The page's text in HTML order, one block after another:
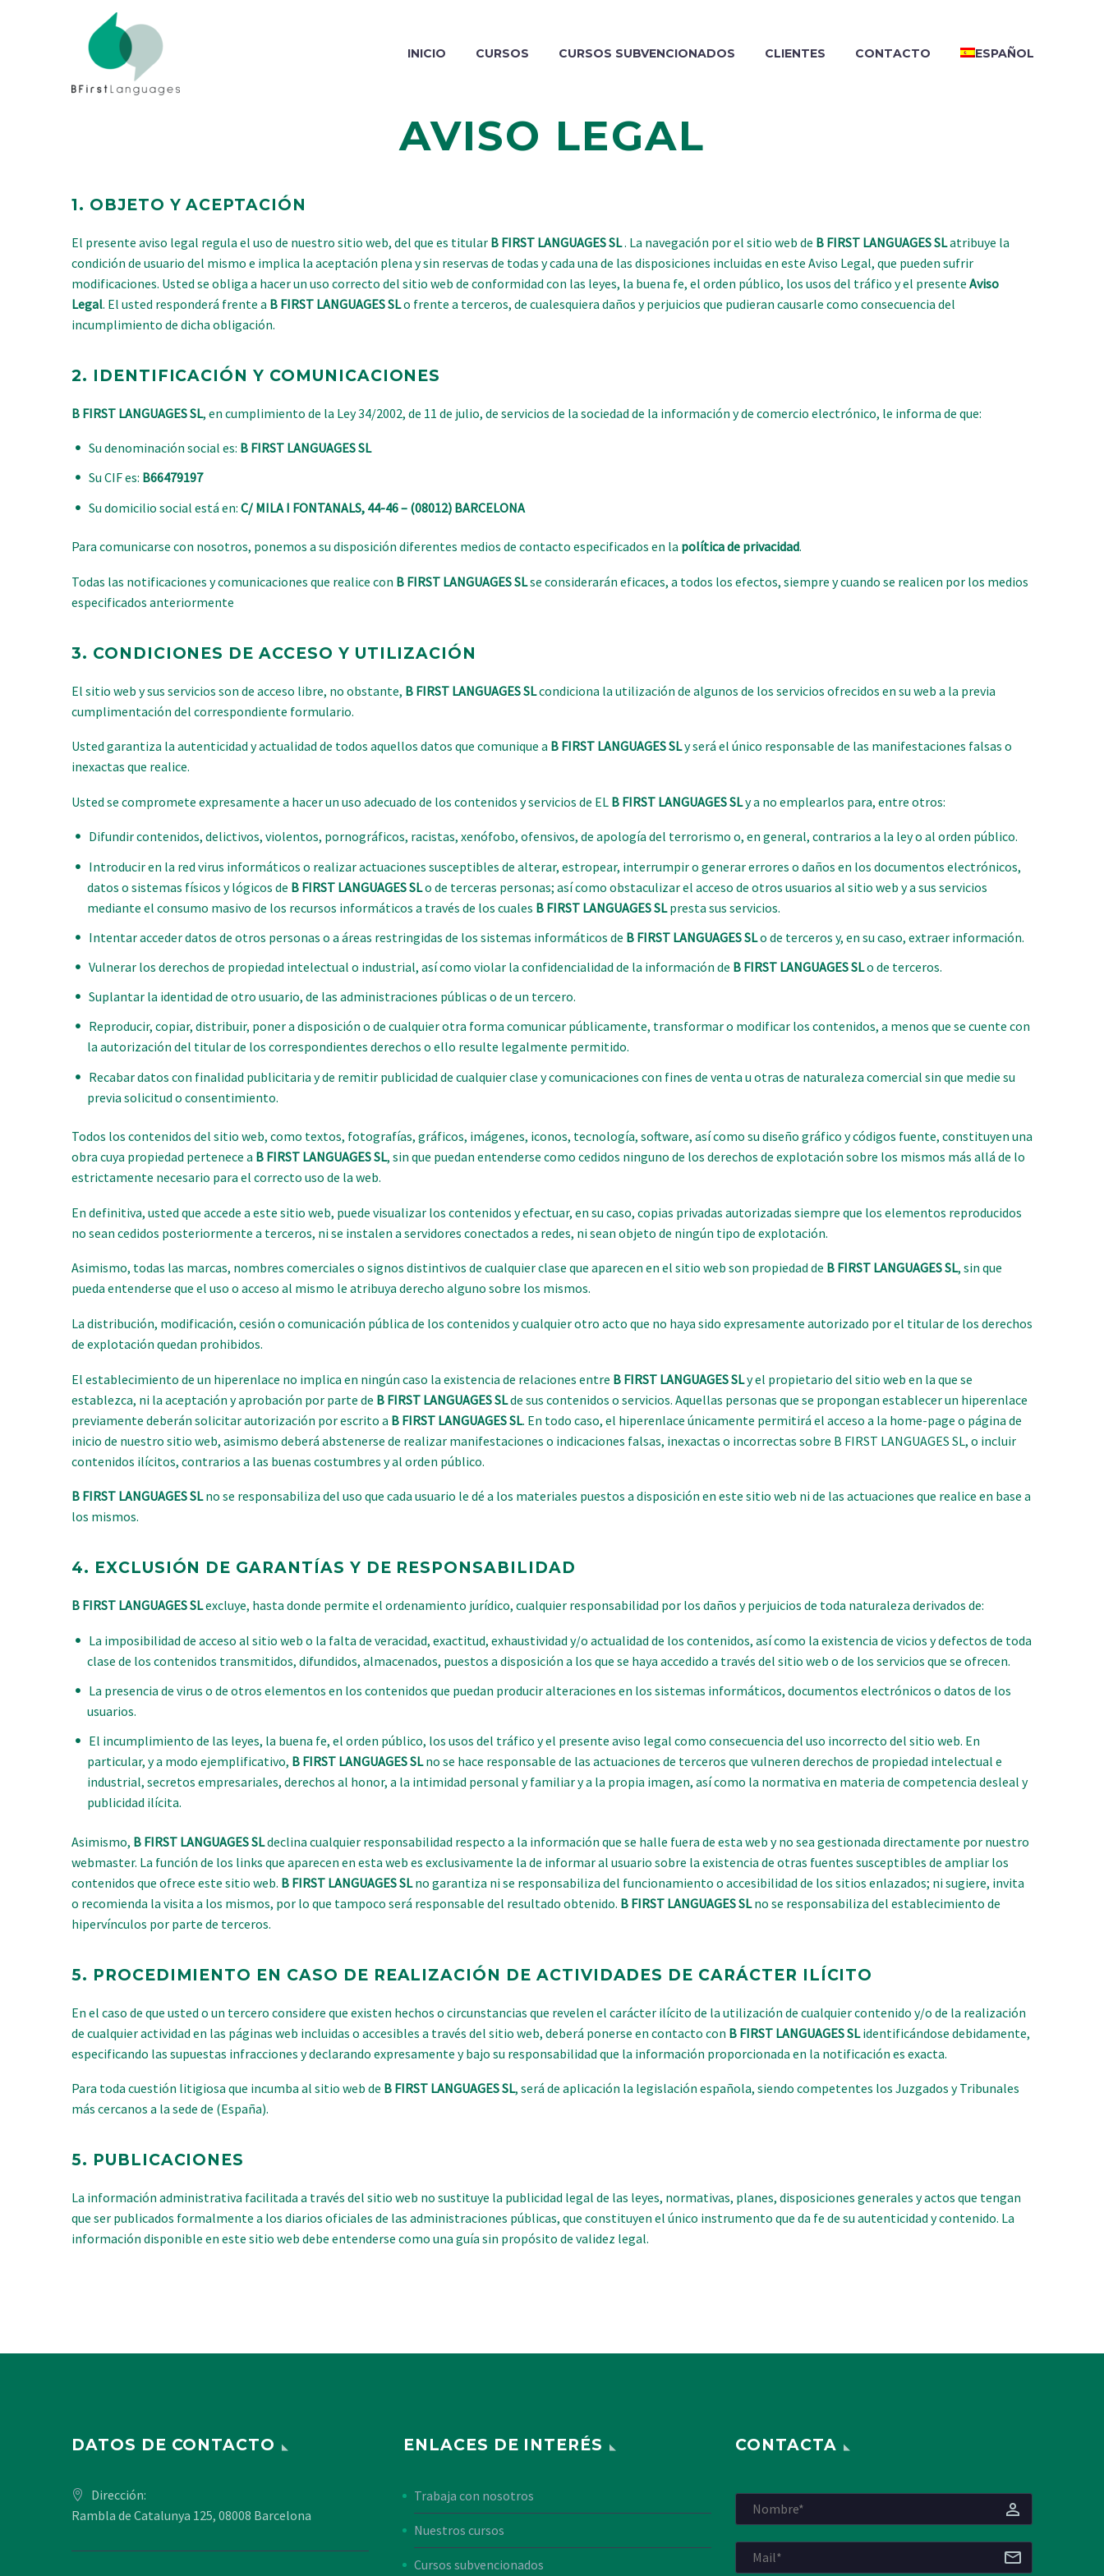
INICIO CURSOS CURSOS SUBVENCIONADOS CLIENTES CONTACTO ESPAÑOL
AVISO LEGAL
1. OBJETO Y ACEPTACIÓN
El presente aviso legal regula el uso de nuestro sitio web, del que es titular B FIRST LANGUAGES SL. La navegación por el sitio web de B FIRST LANGUAGES SLatribuye la
condición de usuario del mismo e implica la aceptación plena y sin reservas de todas y cada una de las disposiciones incluidas en este Aviso Legal, que pueden sufrir
modificaciones. Usted se obliga a hacer un uso correcto del sitio web de conformidad con las leyes, la buena fe, el orden público, los usos del tráfico y el presente Aviso
Legal. El usted responderá frente a B FIRST LANGUAGES SLo frente a terceros, de cualesquiera daños y perjuicios que pudieran causarle como consecuencia del
incumplimiento de dicha obligación.
2. IDENTIFICACIÓN Y COMUNICACIONES
B FIRST LANGUAGES SL, en cumplimiento de la Ley 34/2002, de 11 de julio, de servicios de la sociedad de la información y de comercio electrónico, le informa de que:
Su denominación social es: B FIRST LANGUAGES SL
Su CIF es: B66479197
Su domicilio social está en: C/ MILA I FONTANALS, 44-46 – (08012) BARCELONA
Para comunicarse con nosotros, ponemos a su disposición diferentes medios de contacto especificados en la política de privacidad.
Todas las notificaciones y comunicaciones que realice con B FIRST LANGUAGES SLse considerarán eficaces, a todos los efectos, siempre y cuando se realicen por los medios
especificados anteriormente
3. CONDICIONES DE ACCESO Y UTILIZACIÓN
El sitio web y sus servicios son de acceso libre, no obstante, B FIRST LANGUAGES SLcondiciona la utilización de algunos de los servicios ofrecidos en su web a la previa
cumplimentación del correspondiente formulario.
Usted garantiza la autenticidad y actualidad de todos aquellos datos que comunique a B FIRST LANGUAGES SLy será el único responsable de las manifestaciones falsas o
inexactas que realice.
Usted se compromete expresamente a hacer un uso adecuado de los contenidos y servicios de EL B FIRST LANGUAGES SLy a no emplearlos para, entre otros:
Difundir contenidos, delictivos, violentos, pornográficos, racistas, xenófobo, ofensivos, de apología del terrorismo o, en general, contrarios a la ley o al orden público.
Introducir en la red virus informáticos o realizar actuaciones susceptibles de alterar, estropear, interrumpir o generar errores o daños en los documentos electrónicos,
datos o sistemas físicos y lógicos de B FIRST LANGUAGES SLo de terceras personas; así como obstaculizar el acceso de otros usuarios al sitio web y a sus servicios
mediante el consumo masivo de los recursos informáticos a través de los cuales B FIRST LANGUAGES SLpresta sus servicios.
Intentar acceder datos de otros personas o a áreas restringidas de los sistemas informáticos de B FIRST LANGUAGES SLo de terceros y, en su caso, extraer información.
Vulnerar los derechos de propiedad intelectual o industrial, así como violar la confidencialidad de la información de B FIRST LANGUAGES SLo de terceros.
Suplantar la identidad de otro usuario, de las administraciones públicas o de un tercero.
Reproducir, copiar, distribuir, poner a disposición o de cualquier otra forma comunicar públicamente, transformar o modificar los contenidos, a menos que se cuente con
la autorización del titular de los correspondientes derechos o ello resulte legalmente permitido.
Recabar datos con finalidad publicitaria y de remitir publicidad de cualquier clase y comunicaciones con fines de venta u otras de naturaleza comercial sin que medie su
previa solicitud o consentimiento.
Todos los contenidos del sitio web, como textos, fotografías, gráficos, imágenes, iconos, tecnología, software, así como su diseño gráfico y códigos fuente, constituyen una
obra cuya propiedad pertenece a B FIRST LANGUAGES SL, sin que puedan entenderse como cedidos ninguno de los derechos de explotación sobre los mismos más allá de lo
estrictamente necesario para el correcto uso de la web.
En definitiva, usted que accede a este sitio web, puede visualizar los contenidos y efectuar, en su caso, copias privadas autorizadas siempre que los elementos reproducidos
no sean cedidos posteriormente a terceros, ni se instalen a servidores conectados a redes, ni sean objeto de ningún tipo de explotación.
Asimismo, todas las marcas, nombres comerciales o signos distintivos de cualquier clase que aparecen en el sitio web son propiedad de B FIRST LANGUAGES SL, sin que
pueda entenderse que el uso o acceso al mismo le atribuya derecho alguno sobre los mismos.
La distribución, modificación, cesión o comunicación pública de los contenidos y cualquier otro acto que no haya sido expresamente autorizado por el titular de los derechos
de explotación quedan prohibidos.
El establecimiento de un hiperenlace no implica en ningún caso la existencia de relaciones entre B FIRST LANGUAGES SLy el propietario del sitio web en la que se
establezca, ni la aceptación y aprobación por parte de B FIRST LANGUAGES SLde sus contenidos o servicios. Aquellas personas que se propongan establecer un hiperenlace
previamente deberán solicitar autorización por escrito a B FIRST LANGUAGES SL. En todo caso, el hiperenlace únicamente permitirá el acceso a la home-page o página de
inicio de nuestro sitio web, asimismo deberá abstenerse de realizar manifestaciones o indicaciones falsas, inexactas o incorrectas sobre B FIRST LANGUAGES SL, o incluir
contenidos ilícitos, contrarios a las buenas costumbres y al orden público.
B FIRST LANGUAGES SLno se responsabiliza del uso que cada usuario le dé a los materiales puestos a disposición en este sitio web ni de las actuaciones que realice en base a
los mismos.
4. EXCLUSIÓN DE GARANTÍAS Y DE RESPONSABILIDAD
B FIRST LANGUAGES SLexcluye, hasta donde permite el ordenamiento jurídico, cualquier responsabilidad por los daños y perjuicios de toda naturaleza derivados de:
La imposibilidad de acceso al sitio web o la falta de veracidad, exactitud, exhaustividad y/o actualidad de los contenidos, así como la existencia de vicios y defectos de toda
clase de los contenidos transmitidos, difundidos, almacenados, puestos a disposición a los que se haya accedido a través del sitio web o de los servicios que se ofrecen.
La presencia de virus o de otros elementos en los contenidos que puedan producir alteraciones en los sistemas informáticos, documentos electrónicos o datos de los
usuarios.
El incumplimiento de las leyes, la buena fe, el orden público, los usos del tráfico y el presente aviso legal como consecuencia del uso incorrecto del sitio web. En
particular, y a modo ejemplificativo, B FIRST LANGUAGES SLno se hace responsable de las actuaciones de terceros que vulneren derechos de propiedad intelectual e
industrial, secretos empresariales, derechos al honor, a la intimidad personal y familiar y a la propia imagen, así como la normativa en materia de competencia desleal y
publicidad ilícita.
Asimismo, B FIRST LANGUAGES SLdeclina cualquier responsabilidad respecto a la información que se halle fuera de esta web y no sea gestionada directamente por nuestro
webmaster. La función de los links que aparecen en esta web es exclusivamente la de informar al usuario sobre la existencia de otras fuentes susceptibles de ampliar los
contenidos que ofrece este sitio web. B FIRST LANGUAGES SLno garantiza ni se responsabiliza del funcionamiento o accesibilidad de los sitios enlazados; ni sugiere, invita
o recomienda la visita a los mismos, por lo que tampoco será responsable del resultado obtenido. B FIRST LANGUAGES SLno se responsabiliza del establecimiento de
hipervínculos por parte de terceros.
5. PROCEDIMIENTO EN CASO DE REALIZACIÓN DE ACTIVIDADES DE CARÁCTER ILÍCITO
En el caso de que usted o un tercero considere que existen hechos o circunstancias que revelen el carácter ilícito de la utilización de cualquier contenido y/o de la realización
de cualquier actividad en las páginas web incluidas o accesibles a través del sitio web, deberá ponerse en contacto con B FIRST LANGUAGES SLidentificándose debidamente,
especificando las supuestas infracciones y declarando expresamente y bajo su responsabilidad que la información proporcionada en la notificación es exacta.
Para toda cuestión litigiosa que incumba al sitio web de B FIRST LANGUAGES SL, será de aplicación la legislación española, siendo competentes los Juzgados y Tribunales
más cercanos a la sede de (España).
5. PUBLICACIONES
La información administrativa facilitada a través del sitio web no sustituye la publicidad legal de las leyes, normativas, planes, disposiciones generales y actos que tengan
que ser publicados formalmente a los diarios oficiales de las administraciones públicas, que constituyen el único instrumento que da fe de su autenticidad y contenido. La
información disponible en este sitio web debe entenderse como una guía sin propósito de validez legal.
DATOS DE CONTACTO
Dirección:
Rambla de Catalunya 125, 08008 Barcelona
ENLACES DE INTERÉS
Trabaja con nosotros
Nuestros cursos
Cursos subvencionados
CONTACTA